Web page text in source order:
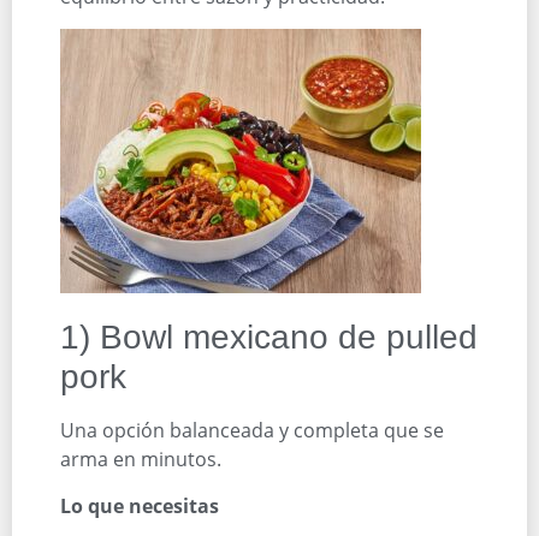
1) Bowl mexicano de pulled
pork
Una opción balanceada y completa que se
arma en minutos.
Lo que necesitas